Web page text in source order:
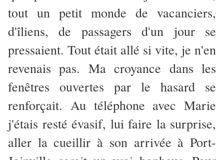
tout un petit monde de vacanciers,
d'îliens, de passagers d'un jour se
pressaient. Tout était allé si vite, je n'en
revenais pas. Ma croyance dans les
fenêtres ouvertes par le hasard se
renforçait. Au téléphone avec Marie
j'étais resté évasif, lui faire la surprise,
aller la cueillir à son arrivée à Port-